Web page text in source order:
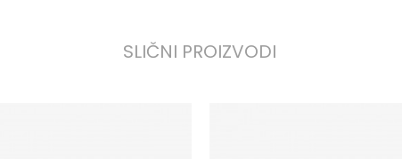
SLIČNI PROIZVODI